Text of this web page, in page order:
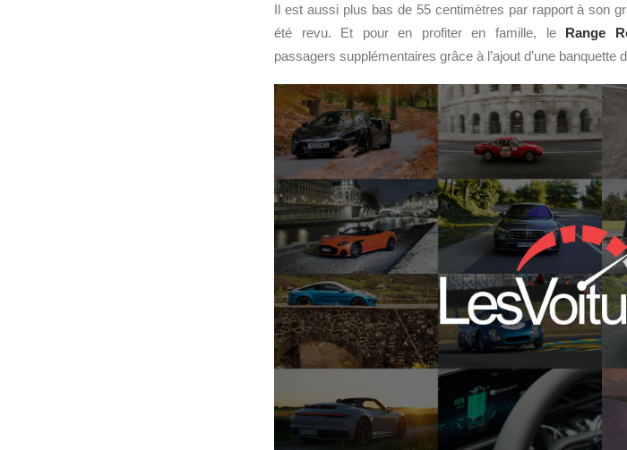
Il est aussi plus bas de 55 centimètres par rapport à son
été revu. Et pour en profiter en famille, le Range
passagers supplémentaires grâce à l’ajout d’une banquette